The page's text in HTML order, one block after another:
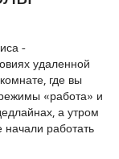
-
удаленной
где вы
«работа» и
а утром
начали работать